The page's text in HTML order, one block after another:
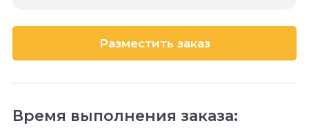
Разместить заказ
Время выполнения заказа: